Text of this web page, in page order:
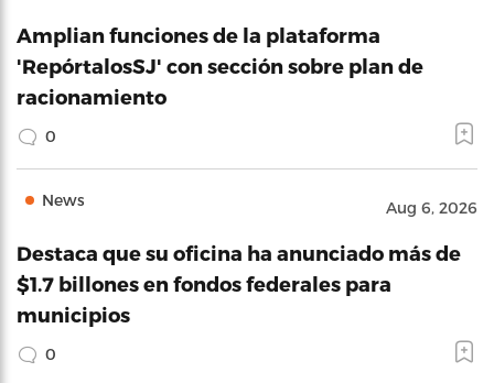
Amplian funciones de la plataforma
'RepórtalosSJ' con sección sobre plan de
racionamiento
0
News Aug 6, 2026
Destaca que su oficina ha anunciado más de
$1.7 billones en fondos federales para
municipios
0